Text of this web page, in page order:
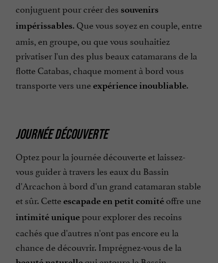
conjuguent pour créer des souvenirs
impérissables. Que vous soyez en couple, entre
amis, en groupe, ou que vous souhaitiez
privatiser l'un des plus beaux catamarans de la
flotte Catabas, chaque moment à bord vous
transporte vers uneexpérience inoubliable.
JOURNÉE DÉCOUVERTE
Optez pour la journée découverte et laissez-
vous guider à travers les eaux du Bassin
d'Arcachon à bord d'un grand catamaran stable
et sûr. Cetteescapade en petit comité offre une
intimité uniquepour explorer des recoins
cachés que d'autres n'ont pas encore eu la
chance de découvrir. Imprégnez-vous de la